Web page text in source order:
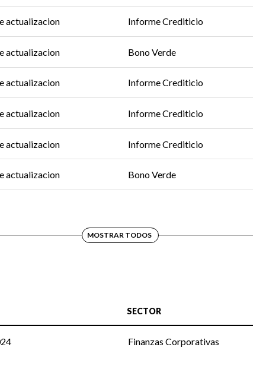
actualizacion Informe Crediticio
actualizacion Bono Verde
actualizacion Informe Crediticio
actualizacion Informe Crediticio
actualizacion Informe Crediticio
actualizacion Bono Verde
MOSTRAR TODOS
SECTOR
Finanzas Corporativas